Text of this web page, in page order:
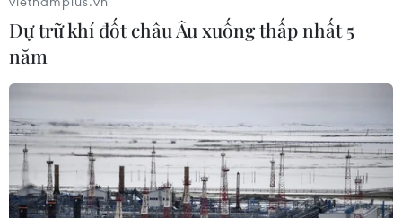
Thành lập diễn đàn đổi mới sáng tạo khu
Dự trữ khí đốt châu Âu xuống thấp nhất 5
năm